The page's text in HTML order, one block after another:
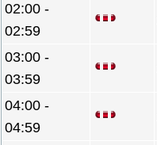
02:00 -
02:59
03:00 -
03:59
04:00 -
04:59